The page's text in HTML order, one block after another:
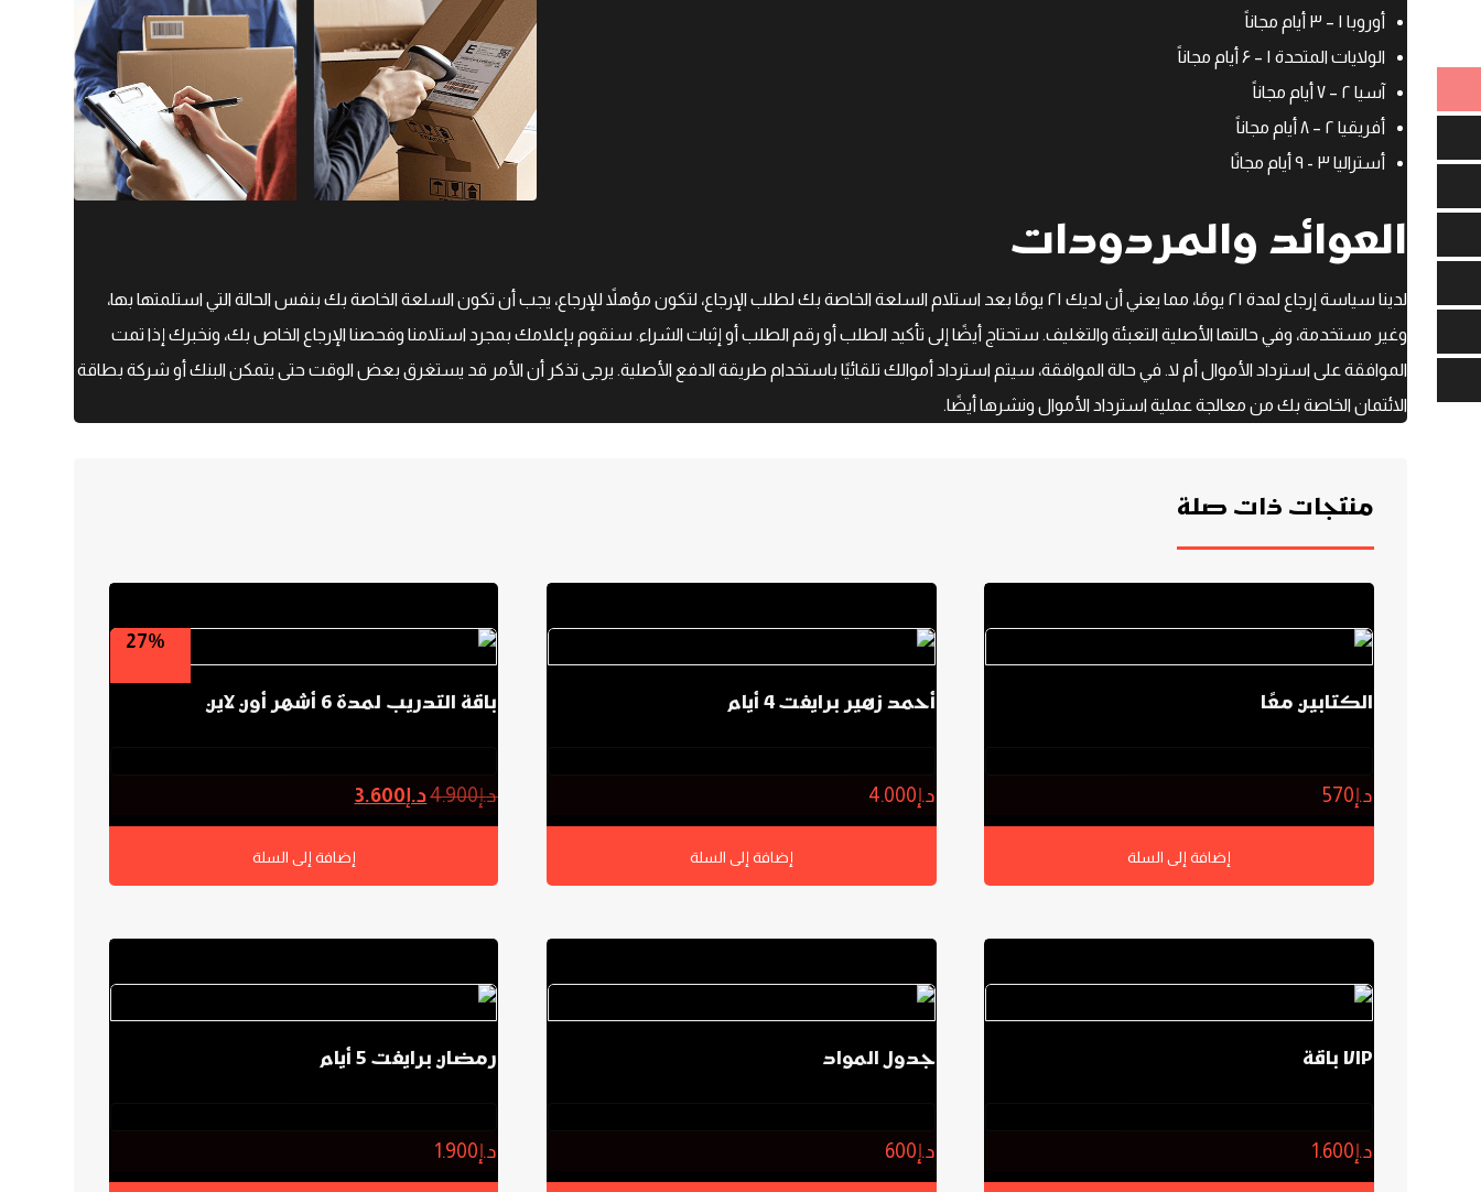
أوروبا ۱ – ۳ أيام مجاناً
الولايات المتحدة ۱ – ۶ أيام مجاناً
آسيا ۲ – ۷ أيام مجاناً
أفريقيا ۲ – ۸ أيام مجاناً
أستراليا ۳ - ۹ أيام مجانًا
العوائد والمردودات
لدينا سياسة إرجاع لمدة ۲۱ يومًا، مما يعني أن لديك ۲۱ يومًا بعد استلام السلعة الخاصة بك لطلب الإرجاع، لتكون مؤهلاً للإرجاع، يجب أن تكون السلعة الخاصة بك بنفس الحالة التي استلمتها بها،
وغير مستخدمة، وفي حالتها الأصلية التعبئة والتغليف. ستحتاج أيضًا إلى تأكيد الطلب أو رقم الطلب أو إثبات الشراء. سنقوم بإعلامك بمجرد استلامنا وفحصنا الإرجاع الخاص بك، ونخبرك إذا تمت
الموافقة على استرداد الأموال أم لا. في حالة الموافقة، سيتم استرداد أموالك تلقائيًا باستخدام طريقة الدفع الأصلية. يرجى تذكر أن الأمر قد يستغرق بعض الوقت حتى يتمكن البنك أو شركة بطاقة
الائتمان الخاصة بك من معالجة عملية استرداد الأموال ونشرها أيضًا.
منتجات ذات صلة
الكتابين معًا
د.إ570
إضافة إلى السلة
أحمد زهير برايفت 4 أيام
د.إ4.000
إضافة إلى السلة
27%
باقة التدريب لمدة 6 أشهر أون لاين
د.إ4.900د.إ3.600
إضافة إلى السلة
VIP باقة
د.إ1.600
جدول المواد
د.إ600
رمضان برايفت 5 أيام
د.إ1.900